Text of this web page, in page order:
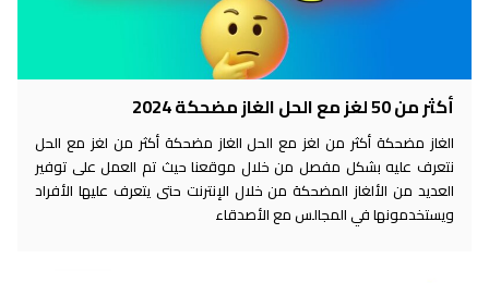
50 لغز مع الحل الغاز مضحكة 2024
مضحكة أكثر من لغز مع الحل الغاز مضحكة أكثر من لغز مع الحل
عليه بشكل مفصل من خلال موقعنا حيث تم العمل على توفير
من الألغاز المضحكة من خلال الإنترنت حتى يتعرف عليها الأفراد
في المجالس مع الأصدقاء